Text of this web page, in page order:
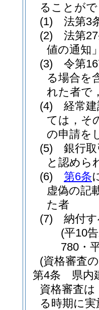
ることが
(1)
法第3
(2)
法第
値の通知
(3)
令第
る場合を
れた者で
(4)
経常
ては，そ
の申請を
(5)
銀行
と認めら
(6)
第6条
虚偽の記
た者
(7)
納付
(平10
780・
(資格審査
第4条
県内
資格審査は
る時期に